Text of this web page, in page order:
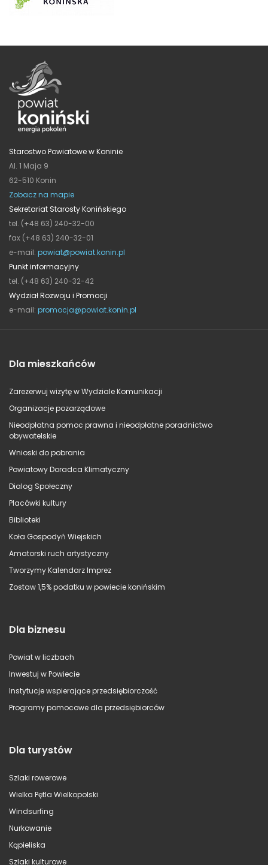
Starostwo Powiatowe w Koninie
Al. 1 Maja 9
62-510 Konin
Zobacz na mapie
Sekretariat Starosty Konińskiego
tel. (+48 63) 240-32-00
fax (+48 63) 240-32-01
e-mail: powiat@powiat.konin.pl
Punkt informacyjny
tel. (+48 63) 240-32-42
Wydział Rozwoju i Promocji
e-mail: promocja@powiat.konin.pl
Dla mieszkańców
Zarezerwuj wizytę w Wydziale Komunikacji
Organizacje pozarządowe
Nieodpłatna pomoc prawna i nieodpłatne poradnictwo
obywatelskie
Wnioski do pobrania
Powiatowy Doradca Klimatyczny
Dialog Społeczny
Placówki kultury
Biblioteki
Koła Gospodyń Wiejskich
Amatorski ruch artystyczny
Tworzymy Kalendarz Imprez
Zostaw 1,5% podatku w powiecie konińskim
Dla biznesu
Powiat w liczbach
Inwestuj w Powiecie
Instytucje wspierające przedsiębiorczość
Programy pomocowe dla przedsiębiorców
Dla turystów
Szlaki rowerowe
Wielka Pętla Wielkopolski
Windsurfing
Nurkowanie
Kąpieliska
Szlaki kulturowe